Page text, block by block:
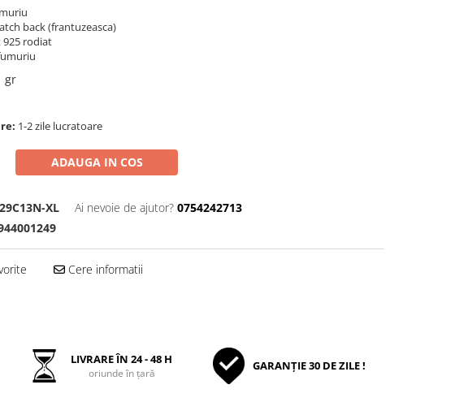
back (frantuzeasca)
925 rodiat
gr
1-2 zile lucratoare
ADAUGA IN COS
XL Ai nevoie de ajutor? 0754242713
Cere informatii
LIVRARE ÎN 24 - 48 H
oriunde în țară GARANȚIE 30 DE ZILE !